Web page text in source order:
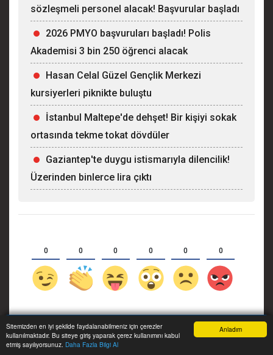
Anladım
Sitemizden en iyi şekilde faydalanabilmeniz için çerezler
kullanılmaktadır. Bu siteye giriş yaparak çerez kullanımını kabul
etmiş sayılıyorsunuz. Daha Fazla Bilgi Al
sözleşmeli personel alacak! Başvurular başladı
2026 PMYO başvuruları başladı! Polis
Akademisi 3 bin 250 öğrenci alacak
Hasan Celal Güzel Gençlik Merkezi
kursiyerleri piknikte buluştu
İstanbul Maltepe'de dehşet! Bir kişiyi sokak
ortasında tekme tokat dövdüler
Gaziantep'te duygu istismarıyla dilencilik!
Üzerinden binlerce lira çıktı
0 0 0 0 0 0
Facebook Yorum
Anasayfa Yazarlar Haber Ara İhbar Hattı Menu